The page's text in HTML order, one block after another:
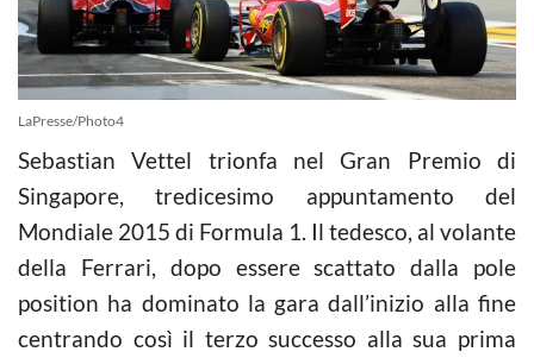
LaPresse/Photo4
Sebastian Vettel trionfa nel Gran Premio di
Singapore, tredicesimo appuntamento del
Mondiale 2015 di Formula 1. Il tedesco, al volante
della Ferrari, dopo essere scattato dalla pole
position ha dominato la gara dall’inizio alla fine
centrando così il terzo successo alla sua prima